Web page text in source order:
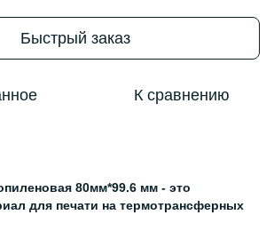
Быстрый заказ
К сравнению
80мм*99.6 мм - это
для печати на термотрансферных